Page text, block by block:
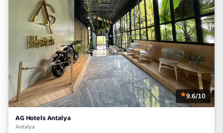
9.6/10
AG Hotels Antalya
Antalya